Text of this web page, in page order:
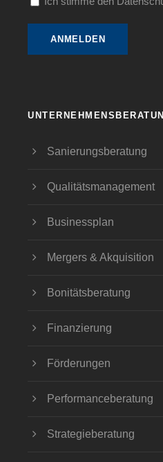
Sanierungsberatung
Qualitätsmanagement
Businessplan
Mergers & Akquisition
Bonitätsberatung
Finanzierung
Förderungen
Performanceberatung
Strategieberatung